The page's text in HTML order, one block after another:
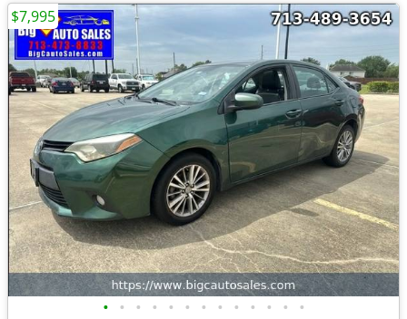
• • • • • • • • • • • • •
$7,995